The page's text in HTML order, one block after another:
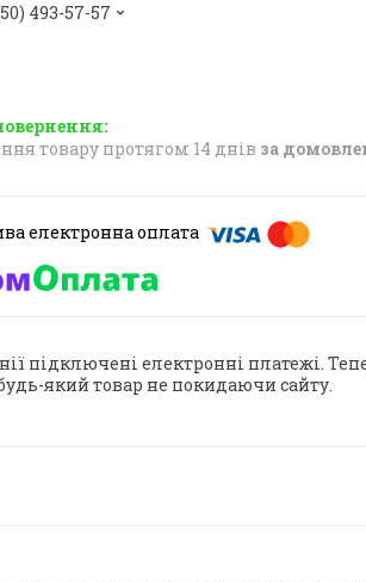
493-57-57
товару протягом 14 днів за
підключені електронні платежі.
який товар не покидаючи сайту.